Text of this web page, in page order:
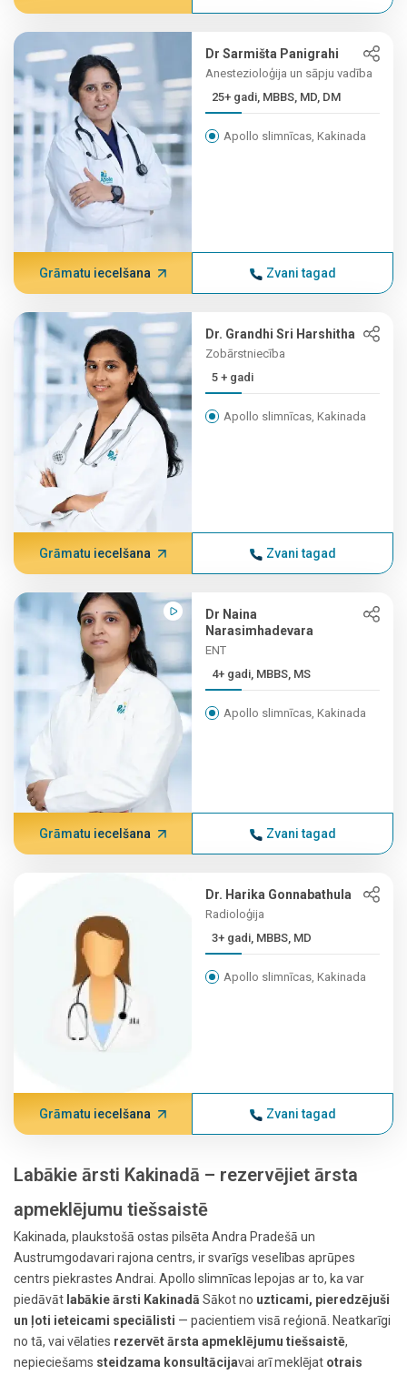
Dr Sarmišta Panigrahi
Anestezioloģija un sāpju vadība
25+ gadi, MBBS, MD, DM
Apollo slimnīcas, Kakinada
Grāmatu iecelšana Zvani tagad
Dr. Grandhi Sri Harshitha
Zobārstniecība
5 + gadi
Apollo slimnīcas, Kakinada
Grāmatu iecelšana Zvani tagad
Dr Naina
Narasimhadevara
ENT
4+ gadi, MBBS, MS
Apollo slimnīcas, Kakinada
Grāmatu iecelšana Zvani tagad
Dr. Harika Gonnabathula
Radioloģija
3+ gadi, MBBS, MD
Apollo slimnīcas, Kakinada
Grāmatu iecelšana Zvani tagad
Labākie ārsti Kakinadā – rezervējiet ārsta
apmeklējumu tiešsaistē
Kakinada, plaukstošā ostas pilsēta Andra Pradešā un
Austrumgodavari rajona centrs, ir svarīgs veselības aprūpes
centrs piekrastes Andrai. Apollo slimnīcas lepojas ar to, ka var
piedāvāt labākie ārsti Kakinadā Sākot no uzticami, pieredzējuši
un ļoti ieteicami speciālisti — pacientiem visā reģionā. Neatkarīgi
no tā, vai vēlaties rezervēt ārsta apmeklējumu tiešsaistē,
nepieciešams steidzama konsultācijavai arī meklējat otrais